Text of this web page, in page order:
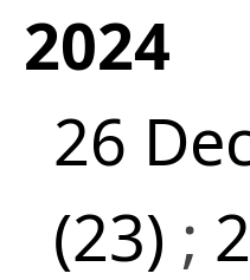
2024
26
(23) ;